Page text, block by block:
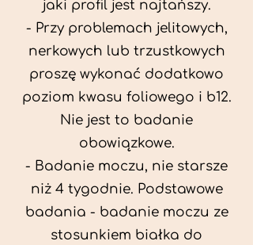
jaki profil jest najtańszy.
- Przy problemach jelitowych,
nerkowych lub trzustkowych
proszę wykonać dodatkowo
poziom kwasu foliowego i b12.
Nie jest to badanie
obowiązkowe.
- Badanie moczu, nie starsze
niż 4 tygodnie. Podstawowe
badania - badanie moczu ze
stosunkiem białka do